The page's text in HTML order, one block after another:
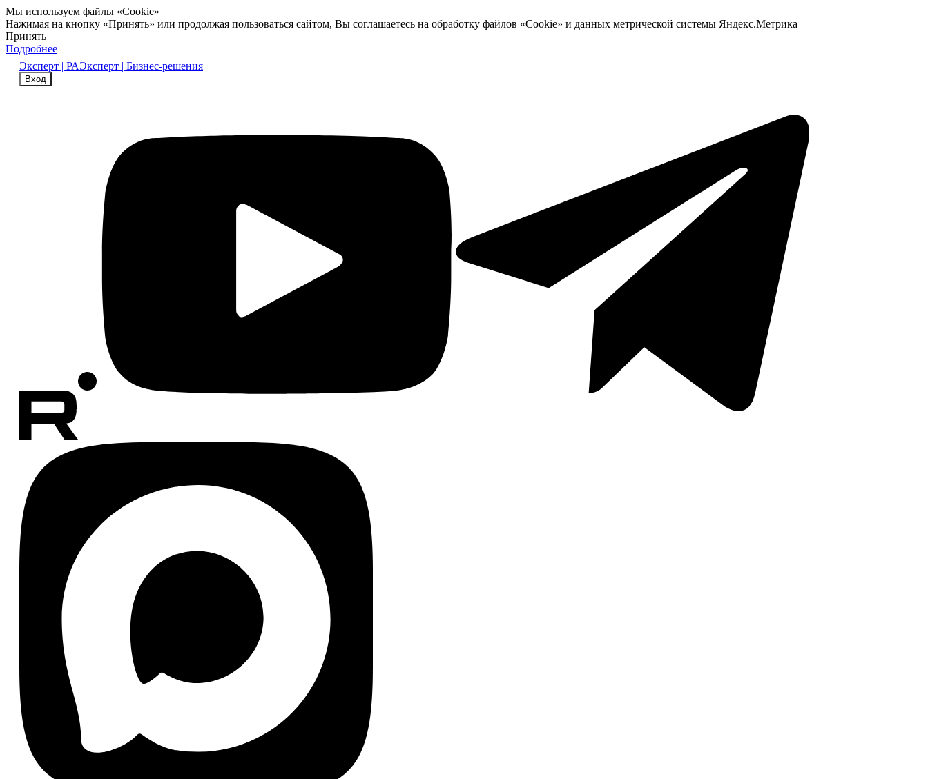
Мы используем файлы «Cookie»
Нажимая на кнопку «Принять» или продолжая пользоваться сайтом, Вы соглашаетесь на обработку файлов «Cookie» и данных метрической системы Яндекс.Метрика
Принять
Подробнее
Эксперт | РАЭксперт | Бизнес-решения
Вход